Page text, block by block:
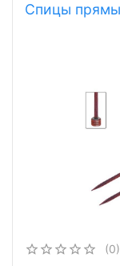
Спицы
(0)